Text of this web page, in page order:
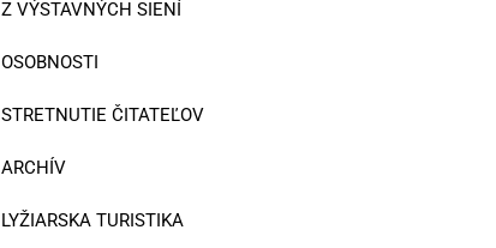
Z VÝSTAVNÝCH SIENÍ
OSOBNOSTI
STRETNUTIE ČITATEĽOV
ARCHÍV
LYŽIARSKA TURISTIKA